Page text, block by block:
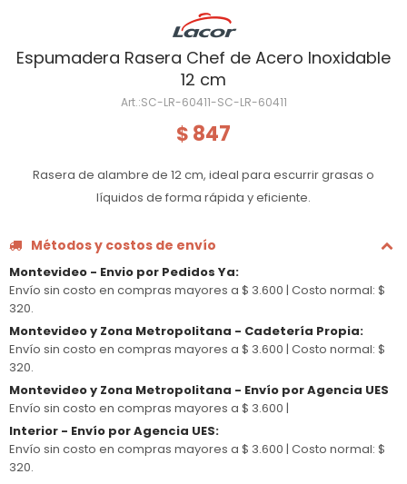
Espumadera Rasera Chef de Acero Inoxidable
12 cm
SC-LR-60411-SC-LR-60411
$ 847
Rasera de alambre de 12 cm, ideal para escurrir grasas o
líquidos de forma rápida y eficiente.
Métodos y costos de envío
Montevideo - Envio por Pedidos Ya:
Envío sin costo en compras mayores a $ 3.600 | Costo normal: $
320.
Montevideo y Zona Metropolitana - Cadetería Propia:
Envío sin costo en compras mayores a $ 3.600 | Costo normal: $
320.
Montevideo y Zona Metropolitana - Envío por Agencia UES
Envío sin costo en compras mayores a $ 3.600 |
Interior - Envío por Agencia UES:
Envío sin costo en compras mayores a $ 3.600 | Costo normal: $
320.